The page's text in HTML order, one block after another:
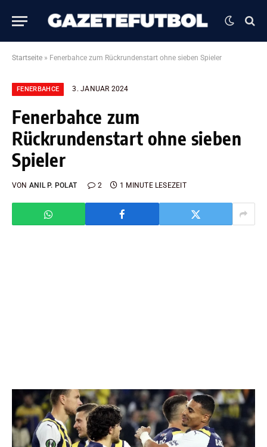
Startseite » Fenerbahce zum Rückrundenstart ohne sieben Spieler
FENERBAHCE 3. JANUAR 2024
Fenerbahce zum
Rückrundenstart ohne sieben
Spieler
VON ANIL P. POLAT 2 1 MINUTE LESEZEIT